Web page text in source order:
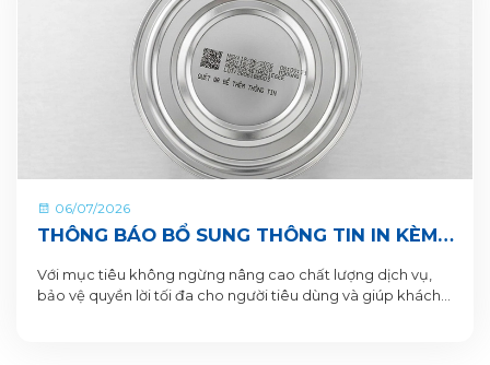
06/07/2026
THÔNG BÁO BỔ SUNG THÔNG TIN IN KÈM
QR CODE DƯỚI ĐÁY LON VÀ HỘP SẢN
PHẨM
Với mục tiêu không ngừng nâng cao chất lượng dịch vụ,
bảo vệ quyền lời tối đa cho người tiêu dùng và giúp khách